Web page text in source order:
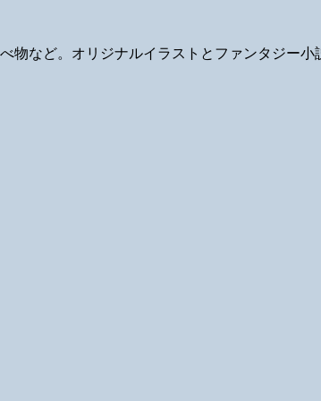
物など。オリジナルイラストとファンタジー小